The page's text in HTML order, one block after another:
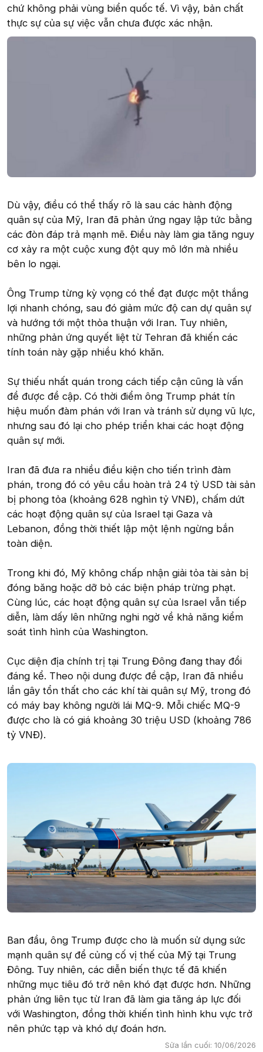
chứ không phải vùng biển quốc tế. Vì vậy, bản chất
thực sự của sự việc vẫn chưa được xác nhận.
Dù vậy, điều có thể thấy rõ là sau các hành động
quân sự của Mỹ, Iran đã phản ứng ngay lập tức bằng
các đòn đáp trả mạnh mẽ. Điều này làm gia tăng nguy
cơ xảy ra một cuộc xung đột quy mô lớn mà nhiều
bên lo ngại.
Ông Trump từng kỳ vọng có thể đạt được một thắng
lợi nhanh chóng, sau đó giảm mức độ can dự quân sự
và hướng tới một thỏa thuận với Iran. Tuy nhiên,
những phản ứng quyết liệt từ Tehran đã khiến các
tính toán này gặp nhiều khó khăn.
Sự thiếu nhất quán trong cách tiếp cận cũng là vấn
đề được đề cập. Có thời điểm ông Trump phát tín
hiệu muốn đàm phán với Iran và tránh sử dụng vũ lực,
nhưng sau đó lại cho phép triển khai các hoạt động
quân sự mới.
Iran đã đưa ra nhiều điều kiện cho tiến trình đàm
phán, trong đó có yêu cầu hoàn trả 24 tỷ USD tài sản
bị phong tỏa (khoảng 628 nghìn tỷ VNĐ), chấm dứt
các hoạt động quân sự của Israel tại Gaza và
Lebanon, đồng thời thiết lập một lệnh ngừng bắn
toàn diện.
Trong khi đó, Mỹ không chấp nhận giải tỏa tài sản bị
đóng băng hoặc dỡ bỏ các biện pháp trừng phạt.
Cùng lúc, các hoạt động quân sự của Israel vẫn tiếp
diễn, làm dấy lên những nghi ngờ về khả năng kiểm
soát tình hình của Washington.
Cục diện địa chính trị tại Trung Đông đang thay đổi
đáng kể. Theo nội dung được đề cập, Iran đã nhiều
lần gây tổn thất cho các khí tài quân sự Mỹ, trong đó
có máy bay không người lái MQ-9. Mỗi chiếc MQ-9
được cho là có giá khoảng 30 triệu USD (khoảng 786
tỷ VNĐ).
Ban đầu, ông Trump được cho là muốn sử dụng sức
mạnh quân sự để củng cố vị thế của Mỹ tại Trung
Đông. Tuy nhiên, các diễn biến thực tế đã khiến
những mục tiêu đó trở nên khó đạt được hơn. Những
phản ứng liên tục từ Iran đã làm gia tăng áp lực đối
với Washington, đồng thời khiến tình hình khu vực trở
nên phức tạp và khó dự đoán hơn.
Sửa lần cuối: 10/06/2026